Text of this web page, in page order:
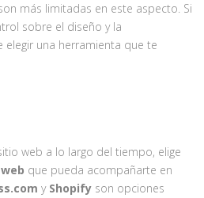
más limitadas en este aspecto. Si
sobre el diseño y la
elegir una herramienta que te
web a lo largo del tiempo, elige
que pueda acompañarte en
y Shopify son opciones